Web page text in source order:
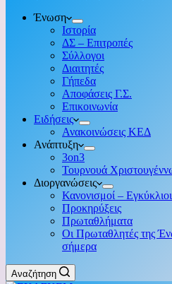
Ένωση
Ιστορία
ΔΣ – Επιτροπές
Σύλλογοι
Διαιτητές
Γήπεδα
Αποφάσεις Γ.Σ.
Επικοινωνία
Ειδήσεις
Ανακοινώσεις ΚΕΔ
Ανάπτυξη
3on3
Τουρνουά
Διοργανώσεις
Κανονισμοί – Εγκύκλιοι
Προκηρύξεις
Πρωταθλήματα
Οι Πρωταθλητές της
σήμερα
Αναζήτηση